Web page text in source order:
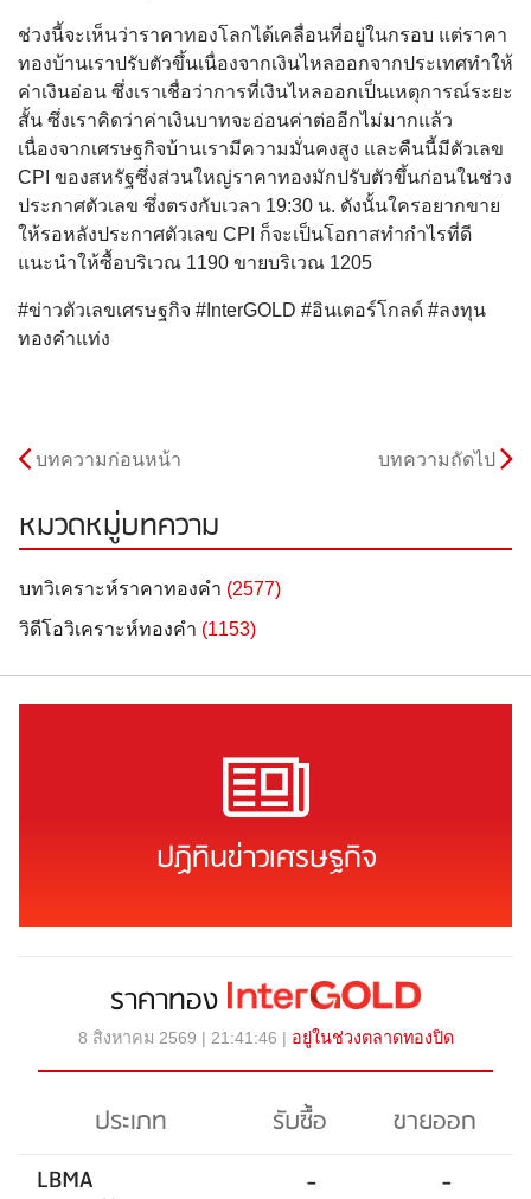
ช่วงนี้จะเห็นว่าราคาทองโลกได้เคลื่อนที่อยู่ในกรอบ แต่ราคา
ทองบ้านเราปรับตัวขึ้นเนื่องจากเงินไหลออกจากประเทศทำให้
ค่าเงินอ่อน ซึ่งเราเชื่อว่าการที่เงินไหลออกเป็นเหตุการณ์ระยะ
สั้น ซึ่งเราคิดว่าค่าเงินบาทจะอ่อนค่าต่ออีกไม่มากแล้ว
เนื่องจากเศรษฐกิจบ้านเรามีความมั่นคงสูง และคืนนี้มีตัวเลข
CPI ของสหรัฐซึ่งส่วนใหญ่ราคาทองมักปรับตัวขึ้นก่อนในช่วง
ประกาศตัวเลข ซึ่งตรงกับเวลา 19:30 น. ดังนั้นใครอยากขาย
ให้รอหลังประกาศตัวเลข CPI ก็จะเป็นโอกาสทำกำไรที่ดี
แนะนำให้ซื้อบริเวณ 1190 ขายบริเวณ 1205
#ข่าวตัวเลขเศรษฐกิจ #InterGOLD #อินเตอร์โกลด์ #ลงทุน
ทองคำแท่ง
บทความก่อนหน้า บทความถัดไป
หมวดหมู่บทความ
บทวิเคราะห์ราคาทองคำ (2577)
วิดีโอวิเคราะห์ทองคำ (1153)
ปฏิทินข่าวเศรษฐกิจ
ราคาทอง
8 สิงหาคม 2569 | 21:41:46 | อยู่ในช่วงตลาดทองปิด
ประเภท รับซื้อ
ขายออก
LBMA
- -